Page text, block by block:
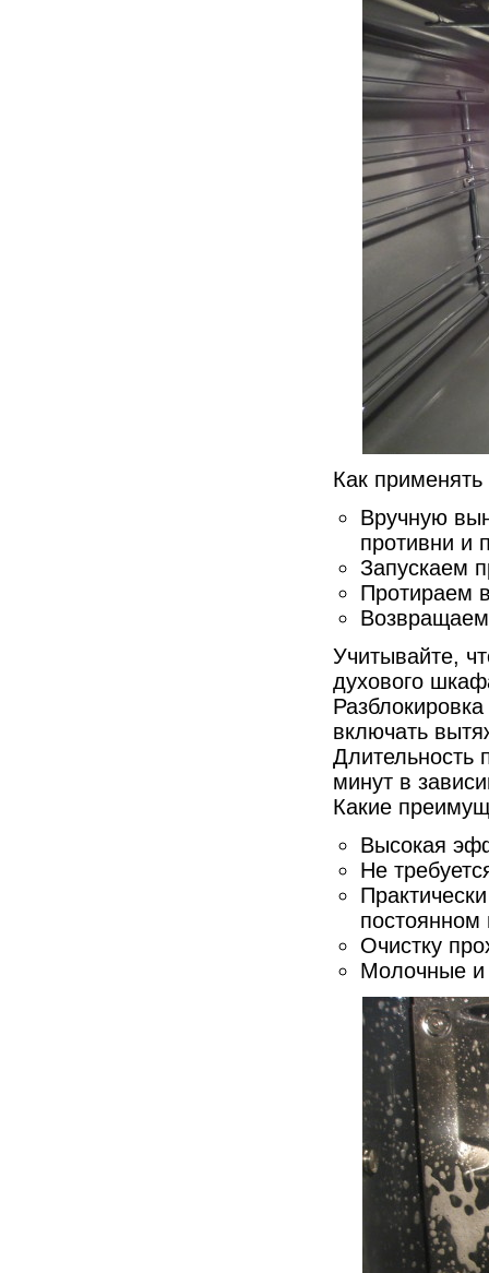
Как применять
Вручную
противни и
Запускаем
Протираем
Учитывайте,
духового
включать
Длительность
минут в
Какие
Высокая
Не
Очистку
Молочные и